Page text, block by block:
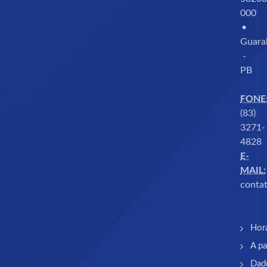
000
•
-
PB
(83)
3271-
4828
E-
MAIL:
A